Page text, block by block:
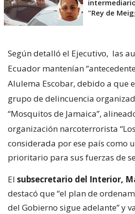
"Rey de
Según detalló el Ejecutivo, las
Ecuador mantenían
Alulema Escobar, debido a que
grupo de delincuencia
“Mosquitos de Jamaica”,
organización narcoterrorista
considerada por ese país como
prioritario para sus fuerzas de
El subsecretario del Interior,
destacó que “el plan de
del Gobierno sigue adelante” y